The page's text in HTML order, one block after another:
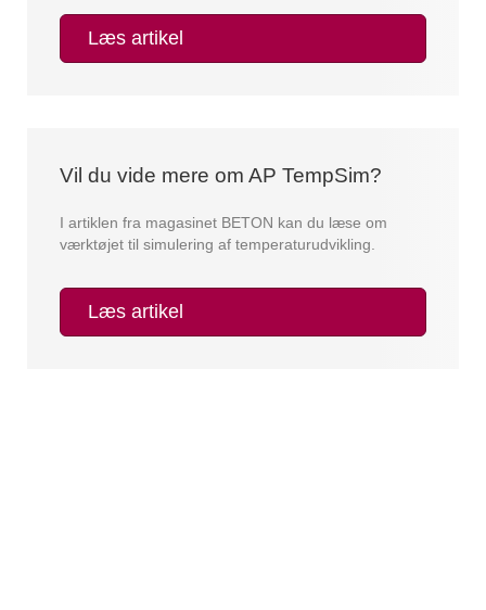
Læs artikel
Vil du vide mere om AP TempSim?
I artiklen fra magasinet BETON kan du læse om
værktøjet til simulering af temperaturudvikling.
Læs artikel